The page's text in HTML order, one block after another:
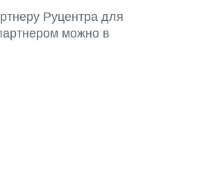
Руцентра для
можно в